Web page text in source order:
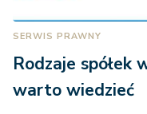
SERWIS PRAWNY
Rodzaje spółek
warto wiedzieć